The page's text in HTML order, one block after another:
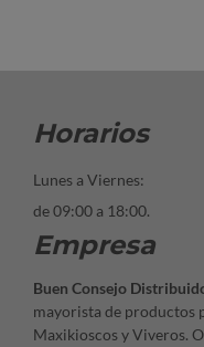
Horarios
Lunes a Viernes:
de 09:00 a 18:00.
Empresa
Buen Consejo
mayorista de productos
Maxikioscos y Viveros.